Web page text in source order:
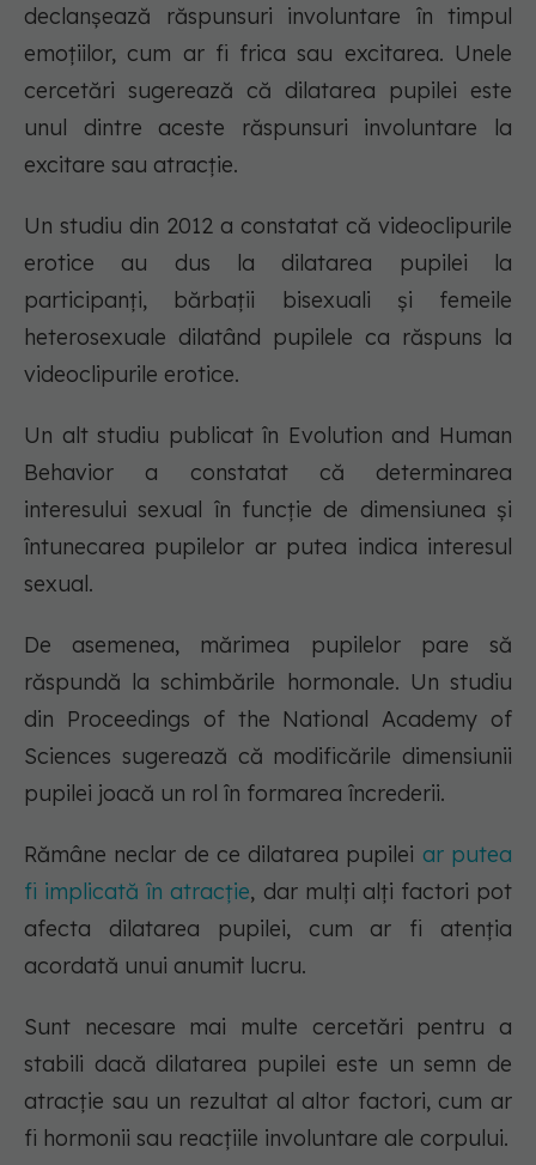
declanșează răspunsuri involuntare în timpul
emoțiilor, cum ar fi frica sau excitarea. Unele
cercetări sugerează că dilatarea pupilei este
unul dintre aceste răspunsuri involuntare la
excitare sau atracție.
Un studiu din 2012 a constatat că videoclipurile
erotice au dus la dilatarea pupilei la
participanți, bărbații bisexuali și femeile
heterosexuale dilatând pupilele ca răspuns la
videoclipurile erotice.
Un alt studiu publicat în Evolution and Human
Behavior a constatat că determinarea
interesului sexual în funcție de dimensiunea și
întunecarea pupilelor ar putea indica interesul
sexual.
De asemenea, mărimea pupilelor pare să
răspundă la schimbările hormonale. Un studiu
din Proceedings of the National Academy of
Sciences sugerează că modificările dimensiunii
pupilei joacă un rol în formarea încrederii.
Rămâne neclar de ce dilatarea pupilei ar putea
fi implicată în atracție, dar mulți alți factori pot
afecta dilatarea pupilei, cum ar fi atenția
acordată unui anumit lucru.
Sunt necesare mai multe cercetări pentru a
stabili dacă dilatarea pupilei este un semn de
atracție sau un rezultat al altor factori, cum ar
fi hormonii sau reacțiile involuntare ale corpului.